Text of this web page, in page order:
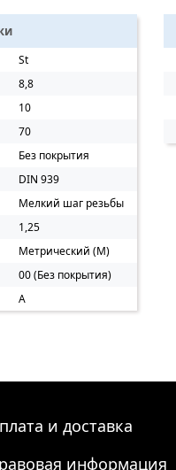
St
8,8
10
70
Без покрытия
DIN 939
Мелкий шаг резьбы
1,25
Метрический (M)
00 (Без покрытия)
A
и доставка
информация